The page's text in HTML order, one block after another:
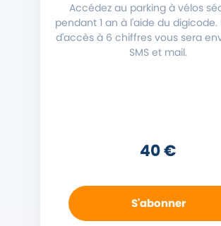
Accédez au parking à vélos
pendant 1 an à l'aide du digicode.
d'accès à 6 chiffres vous sera
SMS et mail.
40 €
S'abonner